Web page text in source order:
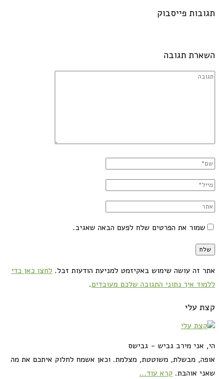
תגובות פייסבוק
השארת תגובה
שמור את הפרטים שלח לפעם הבאה שאגיב.
אתר זה עושה שימוש באקיזמט למניעת הודעות זבל. לחצו כאן כדי
ללמוד איך נתוני התגובה שלכם מעובדים.
קצת עלי
הי, אני מירב גביש - גבישס
אופה, מבשלת, משוטטת, מצלמת. וכאן אשמח לחלוק איתכם את מה
שאני אוהבת. קרא עוד...